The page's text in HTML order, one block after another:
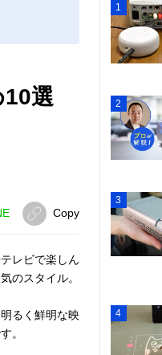
10選
Copy
レビで楽しん
のスタイル。
るく鮮明な映
。
1
2
3
4